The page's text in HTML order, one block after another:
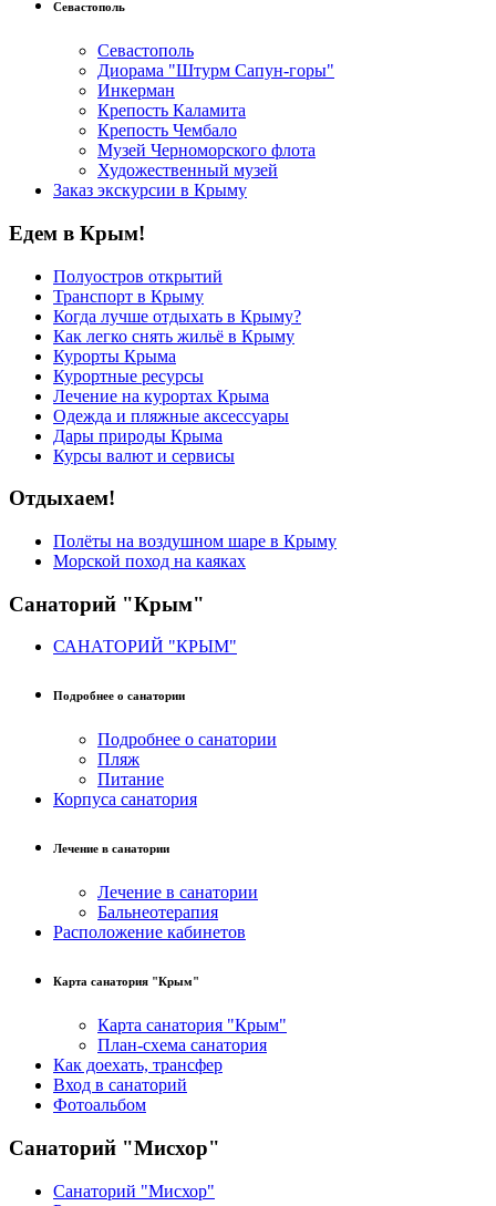
Севастополь
Севастополь
Диорама "Штурм Сапун-горы"
Инкерман
Крепость Каламита
Крепость Чембало
Музей Черноморского флота
Художественный музей
Заказ экскурсии в Крыму
Едем в Крым!
Полуостров открытий
Транспорт в Крыму
Когда лучше отдыхать в Крыму?
Как легко снять жильё в Крыму
Курорты Крыма
Курортные ресурсы
Лечение на курортах Крыма
Одежда и пляжные аксессуары
Дары природы Крыма
Курсы валют и сервисы
Отдыхаем!
Полёты на воздушном шаре в Крыму
Морской поход на каяках
Санаторий "Крым"
САНАТОРИЙ "КРЫМ"
Подробнее о санатории
Подробнее о санатории
Пляж
Питание
Корпуса санатория
Лечение в санатории
Лечение в санатории
Бальнеотерапия
Расположение кабинетов
Карта санатория "Крым"
Карта санатория "Крым"
План-схема санатория
Как доехать, трансфер
Вход в санаторий
Фотоальбом
Санаторий "Мисхор"
Санаторий "Мисхор"